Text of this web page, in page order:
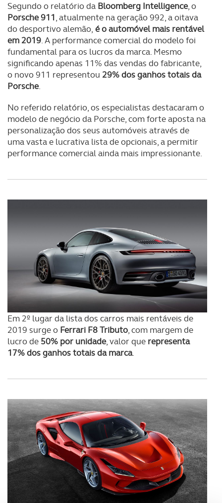
Segundo o relatório da Bloomberg Intelligence, o
Porsche 911, atualmente na geração 992, a oitava
do desportivo alemão, é o automóvel mais rentável
em 2019. A performance comercial do modelo foi
fundamental para os lucros da marca. Mesmo
significando apenas 11% das vendas do fabricante,
o novo 911 representou 29% dos ganhos totais da
Porsche.
No referido relatório, os especialistas destacaram o
modelo de negócio da Porsche, com forte aposta na
personalização dos seus automóveis através de
uma vasta e lucrativa lista de opcionais, a permitir
performance comercial ainda mais impressionante.
Em 2º lugar da lista dos carros mais rentáveis de
2019 surge o Ferrari F8 Tributo, com margem de
lucro de 50% por unidade, valor que representa
17% dos ganhos totais da marca.